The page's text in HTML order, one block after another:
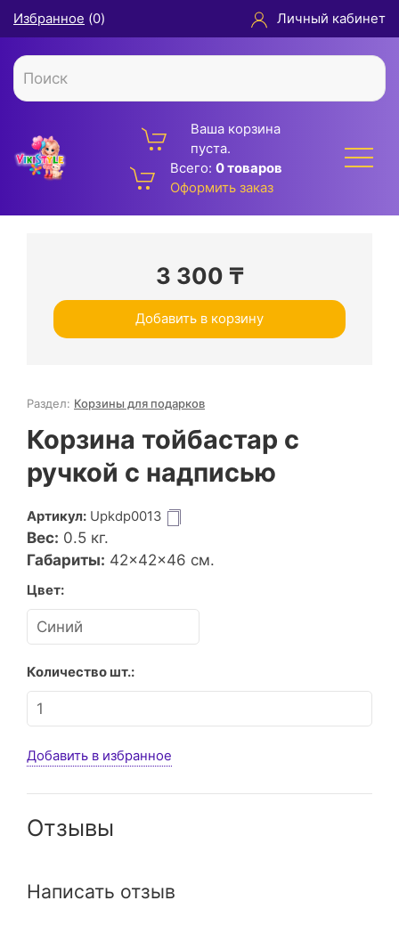
Избранное (0) Личный кабинет
Ваша корзина
пуста.
Всего: 0 товаров
Оформить заказ
3 300 ₸
Добавить в корзину
Раздел: Корзины для подарков
Корзина тойбастар с
ручкой с надписью
Артикул: Upkdp0013
Вес: 0.5 кг.
Габариты: 42×42×46 см.
Цвет:
Количество шт.:
Добавить в избранное
Отзывы
Написать отзыв